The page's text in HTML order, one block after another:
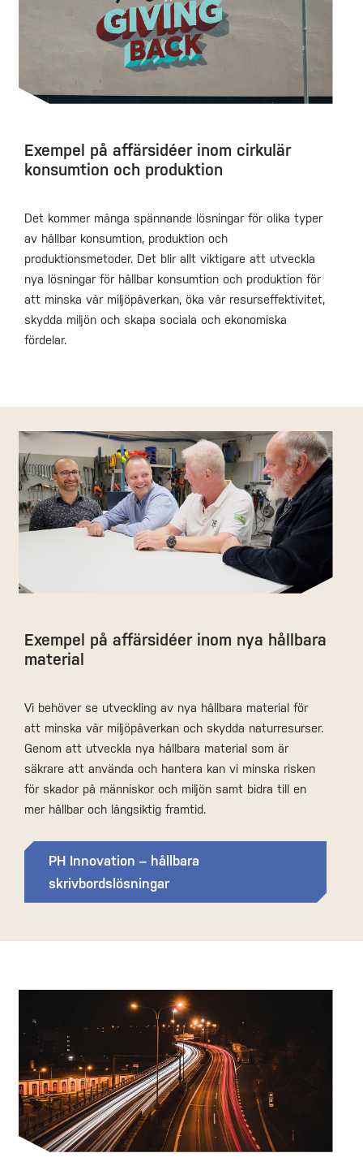
Exempel på affärsidéer inom cirkulär
konsumtion och produktion
Det kommer många spännande lösningar för olika typer
av hållbar konsumtion, produktion och
produktionsmetoder. Det blir allt viktigare att utveckla
nya lösningar för hållbar konsumtion och produktion för
att minska vår miljöpåverkan, öka vår resurseffektivitet,
skydda miljön och skapa sociala och ekonomiska
fördelar.
Exempel på affärsidéer inom nya hållbara
material
Vi behöver se utveckling av nya hållbara material för
att minska vår miljöpåverkan och skydda naturresurser.
Genom att utveckla nya hållbara material som är
säkrare att använda och hantera kan vi minska risken
för skador på människor och miljön samt bidra till en
mer hållbar och långsiktig framtid.
PH Innovation – hållbara
skrivbordslösningar